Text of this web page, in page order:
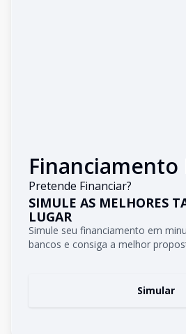
Financiamento
Pretende Financiar?
SIMULE AS MELHORES
LUGAR
Simule seu financiamento em
bancos e consiga a melhor
Simular